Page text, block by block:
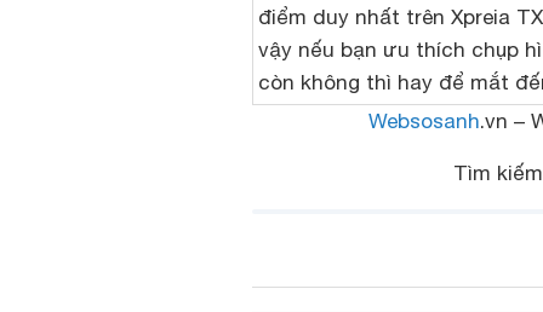
điểm duy nhất trên Xpreia
vậy nếu bạn ưu thích chụp
còn không thì hay để mắt
Websosanh.vn –
Tìm